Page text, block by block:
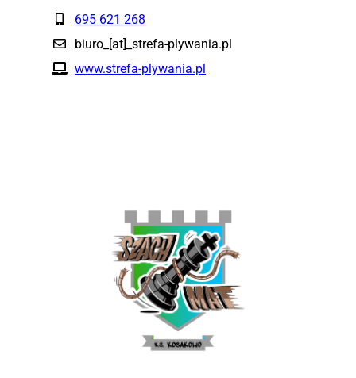
695 621 268
biuro_[at]_strefa-plywania.pl
www.strefa-plywania.pl